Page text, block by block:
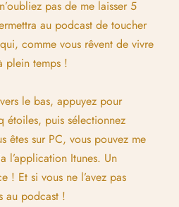
pas de me laisser 5
au podcast de toucher
comme vous rêvent de vivre
plein temps !
le bas, appuyez pour
étoiles, puis sélectionnez
êtes sur PC, vous pouvez me
l’application Itunes. Un
! Et si vous ne l’avez pas
au podcast !